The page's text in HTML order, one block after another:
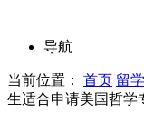
导航
当前位置： 首页 留
生适合申请美国哲学